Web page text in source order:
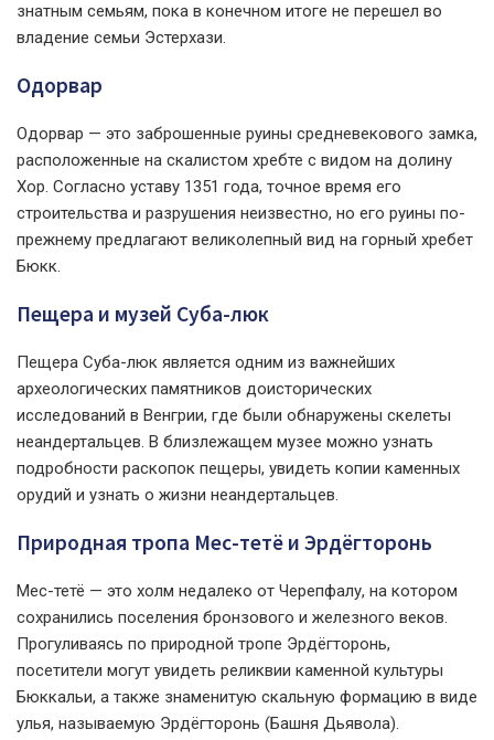
знатным семьям, пока в конечном итоге не перешел во
владение семьи Эстерхази.
Одорвар
Одорвар — это заброшенные руины средневекового замка,
расположенные на скалистом хребте с видом на долину
Хор. Согласно уставу 1351 года, точное время его
строительства и разрушения неизвестно, но его руины по-
прежнему предлагают великолепный вид на горный хребет
Бюкк.
Пещера и музей Суба-люк
Пещера Суба-люк является одним из важнейших
археологических памятников доисторических
исследований в Венгрии, где были обнаружены скелеты
неандертальцев. В близлежащем музее можно узнать
подробности раскопок пещеры, увидеть копии каменных
орудий и узнать о жизни неандертальцев.
Природная тропа Мес-тетё и Эрдёгторонь
Мес-тетё — это холм недалеко от Черепфалу, на котором
сохранились поселения бронзового и железного веков.
Прогуливаясь по природной тропе Эрдёгторонь,
посетители могут увидеть реликвии каменной культуры
Бюккальи, а также знаменитую скальную формацию в виде
улья, называемую Эрдёгторонь (Башня Дьявола).